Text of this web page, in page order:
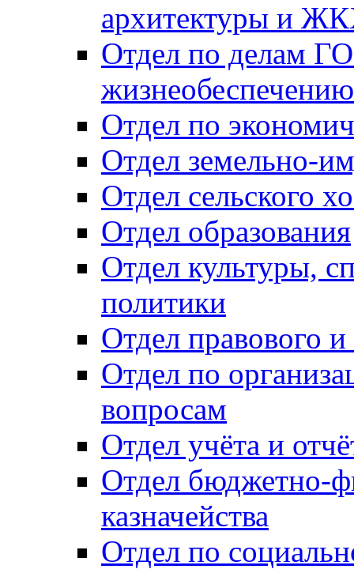
архитектуры и
Отдел по делам
Отдел по
Отдел земельно-
Отдел сельского
Отдел образования
Отдел культуры,
политики
Отдел правового
Отдел по
вопросам
Отдел учёта и
Отдел бюджетно-
казначейства
Отдел по